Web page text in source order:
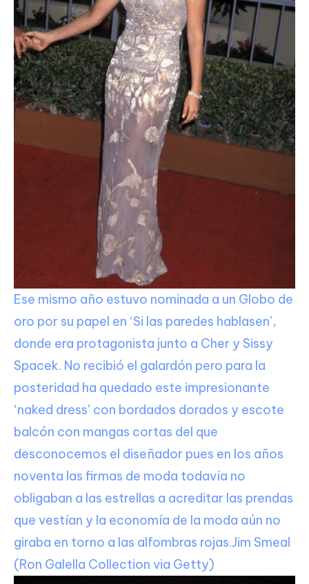
Ese mismo año estuvo nominada a un Globo de
oro por su papel en ‘Si las paredes hablasen’,
donde era protagonista junto a Cher y Sissy
Spacek. No recibió el galardón pero para la
posteridad ha quedado este impresionante
‘naked dress’ con bordados dorados y escote
balcón con mangas cortas del que
desconocemos el diseñador pues en los años
noventa las firmas de moda todavía no
obligaban a las estrellas a acreditar las prendas
que vestían y la economía de la moda aún no
giraba en torno a las alfombras rojas.Jim Smeal
(Ron Galella Collection via Getty)